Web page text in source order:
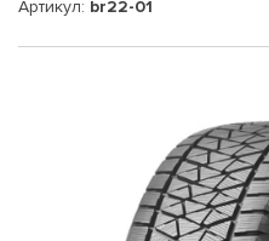
Артикул: br22-01